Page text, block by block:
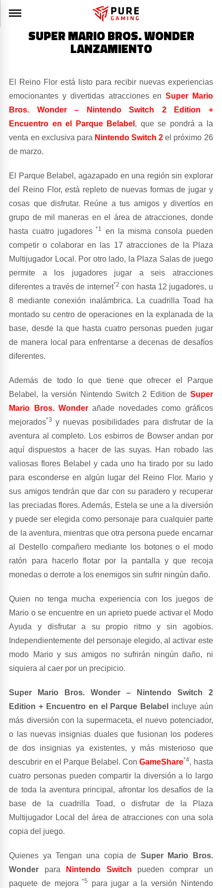
SUPER MARIO BROS. WONDER
LANZAMIENTO
El Reino Flor está listo para recibir nuevas experiencias
emocionantes y divertidas atracciones en Super Mario
Bros. Wonder – Nintendo Switch 2 Edition +
Encuentro en el Parque Belabel , que se pondrá a la
venta en exclusiva para Nintendo Switch 2 el próximo 26
de marzo.
El Parque Belabel, agazapado en una región sin explorar
del Reino Flor, está repleto de nuevas formas de jugar y
cosas que disfrutar. Reúne a tus amigos y divertíos en
grupo de mil maneras en el área de atracciones, donde
hasta cuatro jugadores *1
en la misma consola pueden
competir o colaborar en las 17 atracciones de la Plaza
Multijugador Local. Por otro lado, la Plaza Salas de juego
permite a los jugadores jugar a seis atracciones
diferentes a través de internet*2 con hasta 12 jugadores, u
8 mediante conexión inalámbrica. La cuadrilla Toad ha
montado su centro de operaciones en la explanada de la
base, desde la que hasta cuatro personas pueden jugar
de manera local para enfrentarse a decenas de desafíos
diferentes.
Además de todo lo que tiene que ofrecer el Parque
Belabel, la versión Nintendo Switch 2 Edition de Super
Mario Bros. Wonderañade novedades como gráficos
mejorados*3 y nuevas posibilidades para disfrutar de la
aventura al completo. Los esbirros de Bowser andan por
aquí dispuestos a hacer de las suyas. Han robado las
valiosas flores Belabel y cada uno ha tirado por su lado
para esconderse en algún lugar del Reino Flor. Mario y
sus amigos tendrán que dar con su paradero y recuperar
las preciadas flores. Además, Estela se une a la diversión
y puede ser elegida como personaje para cualquier parte
de la aventura, mientras que otra persona puede encarnar
al Destello compañero mediante los botones o el modo
ratón para hacerlo flotar por la pantalla y que recoja
monedas o derrote a los enemigos sin sufrir ningún daño.
Quien no tenga mucha experiencia con los juegos de
Mario o se encuentre en un aprieto puede activar el Modo
Ayuda y disfrutar a su propio ritmo y sin agobios.
Independientemente del personaje elegido, al activar este
modo Mario y sus amigos no sufrirán ningún daño, ni
siquiera al caer por un precipicio.
Super Mario Bros. Wonder – Nintendo Switch 2
Edition + Encuentro en el Parque Belabel
incluye aún
más diversión con la supermaceta, el nuevo potenciador,
o las nuevas insignias duales que fusionan los poderes
de dos insignias ya existentes, y más misterioso que
descubrir en el Parque Belabel. ConGameShare*4, hasta
cuatro personas pueden compartir la diversión a lo largo
de toda la aventura principal, afrontar los desafíos de la
base de la cuadrilla Toad, o disfrutar de la Plaza
Multijugador Local del área de atracciones con una sola
copia del juego.
Quienes ya Tengan una copia de Super Mario Bros.
Wonder para Nintendo Switch pueden comprar un
paquete de mejora *5 para jugar a la versión Nintendo